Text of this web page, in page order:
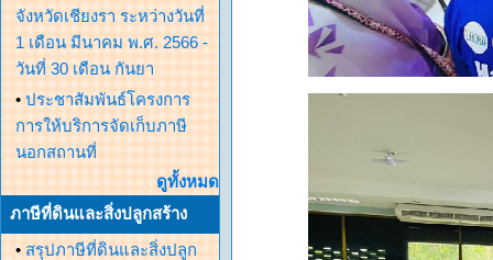
จังหวัดเชียงรา ระหว่างวันที่
1 เดือน มีนาคม พ.ศ. 2566 -
วันที่ 30 เดือน กันยา
• ประชาสัมพันธ์โครงการ
การให้บริการจัดเก็บภาษี
นอกสถานที่
ดูทั้งหมด
ภาษีที่ดินและสิ่งปลูกสร้าง
• สรุปภาษีที่ดินและสิ่งปลูก